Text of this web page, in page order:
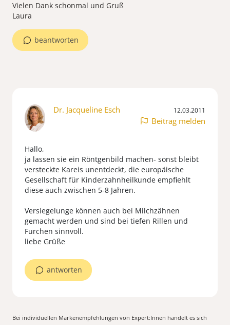
Vielen Dank schonmal und Gruß
Laura
beantworten
Dr. Jacqueline Esch 12.03.2011
Beitrag melden
Hallo,
ja lassen sie ein Röntgenbild machen- sonst bleibt
versteckte Kareis unentdeckt, die europäische
Gesellschaft für Kinderzahnheilkunde empfiehlt
diese auch zwischen 5-8 Jahren.
Versiegelunge können auch bei Milchzähnen
gemacht werden und sind bei tiefen Rillen und
Furchen sinnvoll.
liebe Grüße
antworten
Bei individuellen Markenempfehlungen von Expert:Innen handelt es sich